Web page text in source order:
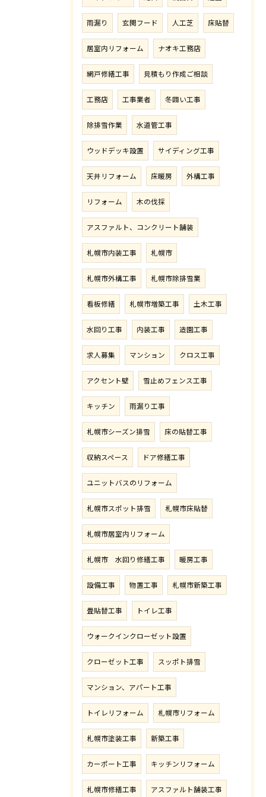
雨漏り 玄関フード 人工芝 床貼替
居室内リフォーム ナオキ工務店
網戸修繕工事 見積もり作成ご相談
工務店 工事業者 冬囲い工事
除排雪作業 水道管工事
ウッドデッキ設置 サイディング工事
天井リフォーム 床暖房 外構工事
リフォーム 木の伐採
アスファルト、コンクリート舗装
札幌市内装工事 札幌市
札幌市外構工事 札幌市除排雪業
看板修繕 札幌市増築工事 土木工事
水回り工事 内装工事 造園工事
求人募集 マンション クロス工事
アクセント壁 雪止めフェンス工事
キッチン 雨漏り工事
札幌市シーズン排雪 床の貼替工事
収納スペース ドア修繕工事
ユニットバスのリフォーム
札幌市スポット排雪 札幌市床貼替
札幌市居室内リフォーム
札幌市 水回り修繕工事 暖房工事
設備工事 物置工事 札幌市新築工事
畳貼替工事 トイレ工事
ウォークインクローゼット設置
クローゼット工事 スッポト排雪
マンション、アパート工事
トイレリフォーム 札幌市リフォーム
札幌市塗装工事 新築工事
カーポート工事 キッチンリフォーム
札幌市修繕工事 アスファルト舗装工事